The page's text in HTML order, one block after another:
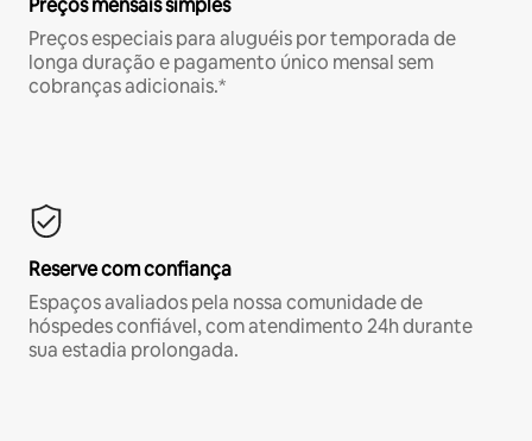
Preços especiais para aluguéis por temporada de
longa duração e pagamento único mensal sem
cobranças adicionais.*
Reserve com confiança
Espaços avaliados pela nossa comunidade de
hóspedes confiável, com atendimento 24h durante
sua estadia prolongada.